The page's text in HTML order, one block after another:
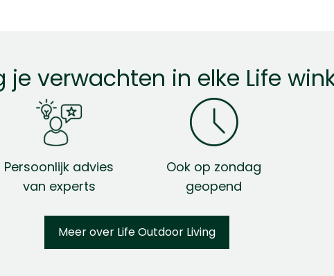
je verwachten in elke Life
Persoonlijk advies
van experts
Ook op zondag
geopend
Meer over Life Outdoor Living